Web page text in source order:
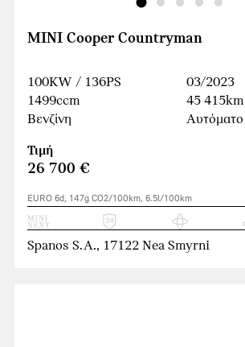
MINI Cooper Countryman
100KW / 136PS
1499ccm
Βενζίνη
03/2023
45 415km
Αυτόματο
Τιμή
26 700 €
EURO 6d, 147g CO2/100km, 6.5l/100km
Spanos S.A., 17122 Nea Smyrni